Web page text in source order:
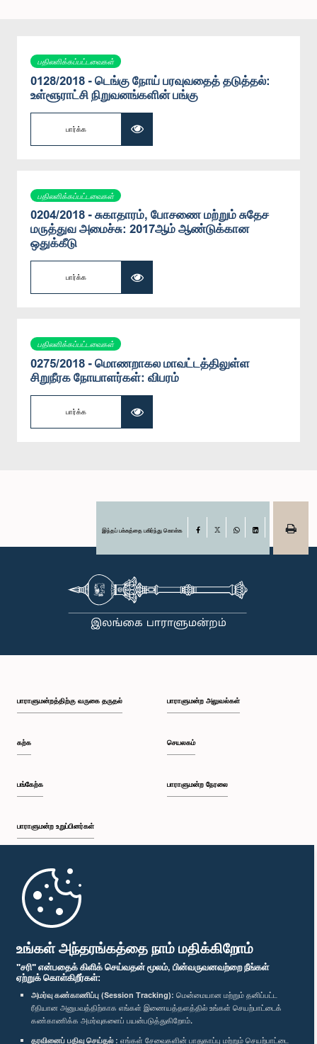
உங்கள் அந்தரங்கத்தை நாம் மதிக்கிறோம்
"சரி" என்பதைக் கிளிக் செய்வதன் மூலம், பின்வருவனவற்றை நீங்கள்
ஏற்றுக் கொள்கிறீர்கள்:
அமர்வு கண்காணிப்பு (Session Tracking): மென்மையான மற்றும் தனிப்பட்ட
ரீதியான அனுபவத்திற்காக எங்கள் இணையத்தளத்தில் உங்கள் செயற்பாட்டைக்
கண்காணிக்க அமர்வுகளைப் பயன்படுத்துகிறோம்.
தரவினைப் பதிவு செய்தல் : எங்கள் சேவைகளின் பாதுகாப்பு மற்றும் செயற்பாட்டை
பதிலளிக்கப்பட்டவைகள்
0128/2018 - டெங்கு நோய் பரவுவதைத் தடுத்தல்:
உள்ளூராட்சி நிறுவனங்களின் பங்கு
பார்க்க
பதிலளிக்கப்பட்டவைகள்
0204/2018 - சுகாதாரம், போசணை மற்றும் சுதேச
மருத்துவ அமைச்சு: 2017ஆம் ஆண்டுக்கான
ஒதுக்கீடு
பார்க்க
பதிலளிக்கப்பட்டவைகள்
0275/2018 - மொணறாகல மாவட்டத்திலுள்ள
சிறுநீரக நோயாளர்கள்: விபரம்
பார்க்க
இந்தப் பக்கத்தை பகிர்ந்து கொள்க Facebook
பாராளுமன்றத்திற்கு வருகை தருதல்
கற்க
பங்கேற்க
பாராளுமன்ற உறுப்பினர்கள்
முதற்பக்கம்
பாராளுமன்ற அலுவல்கள்
செயலகம்
பாராளுமன்ற நேரலை
பாராளுமன்ற கையடக்க செயலி
எம்மை பின்தொடர்க :